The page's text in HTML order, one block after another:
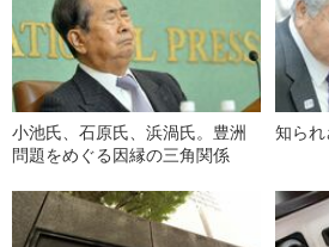
小池氏、石原氏、浜渦氏。豊洲
問題をめぐる因縁の三角関係
知ら